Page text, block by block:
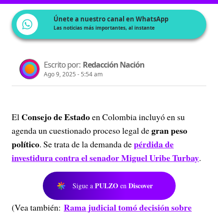
Únete a nuestro canal en WhatsApp
Las noticias más importantes, al instante
Escrito por: Redacción Nación
Ago 9, 2025 - 5:54 am
El Consejo de Estadoen Colombia incluyó en su
agenda un cuestionado proceso legal degran peso
político. Se trata de la demanda depérdida de
investidura contra el senador Miguel Uribe Turbay.
Sigue a PULZO en Discover
(Vea también: Rama judicial tomó decisión sobre